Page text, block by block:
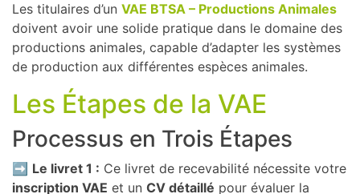
Les titulaires d’un VAE BTSA – Productions Animales
doivent avoir une solide pratique dans le domaine des
productions animales, capable d’adapter les systèmes
de production aux différentes espèces animales.
Les Étapes de la VAE
Processus en Trois Étapes
➡️ Le livret 1 : Ce livret de recevabilité nécessite votre
inscription VAE et un CV détaillé pour évaluer la